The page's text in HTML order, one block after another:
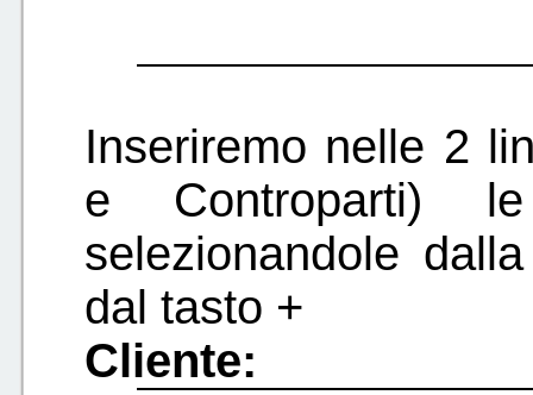
Inseriremo nelle 2
e Controparti) le
selezionandole
dal tasto +
Cliente: